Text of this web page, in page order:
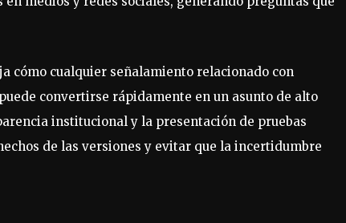
cómo cualquier señalamiento relacionado con
convertirse rápidamente en un asunto de alto
institucional y la presentación de pruebas
de las versiones y evitar que la incertidumbre